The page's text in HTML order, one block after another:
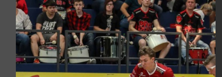
in
Leipzig